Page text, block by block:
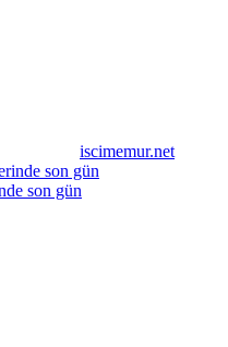
iscimemur.net
son gün